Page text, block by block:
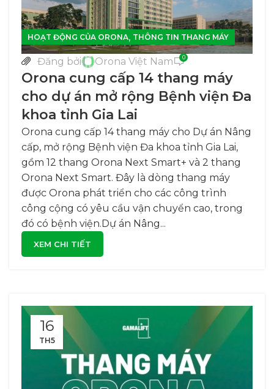
HOẠT ĐỘNG CỦA ORONA, THÔNG TIN THANG MÁY
Đăng bởi Orona Việt Nam 0
Orona cung cấp 14 thang máy
cho dự án mở rộng Bệnh viện Đa
khoa tỉnh Gia Lai
Orona cung cấp 14 thang máy cho Dự án Nâng
cấp, mở rộng Bệnh viện Đa khoa tỉnh Gia Lai,
gồm 12 thang Orona Next Smart+ và 2 thang
Orona Next Smart. Đây là dòng thang máy
được Orona phát triển cho các công trình
công cộng có yêu cầu vận chuyển cao, trong
đó có bệnh viện.Dự án Nâng...
XEM CHI TIẾT
16
TH5